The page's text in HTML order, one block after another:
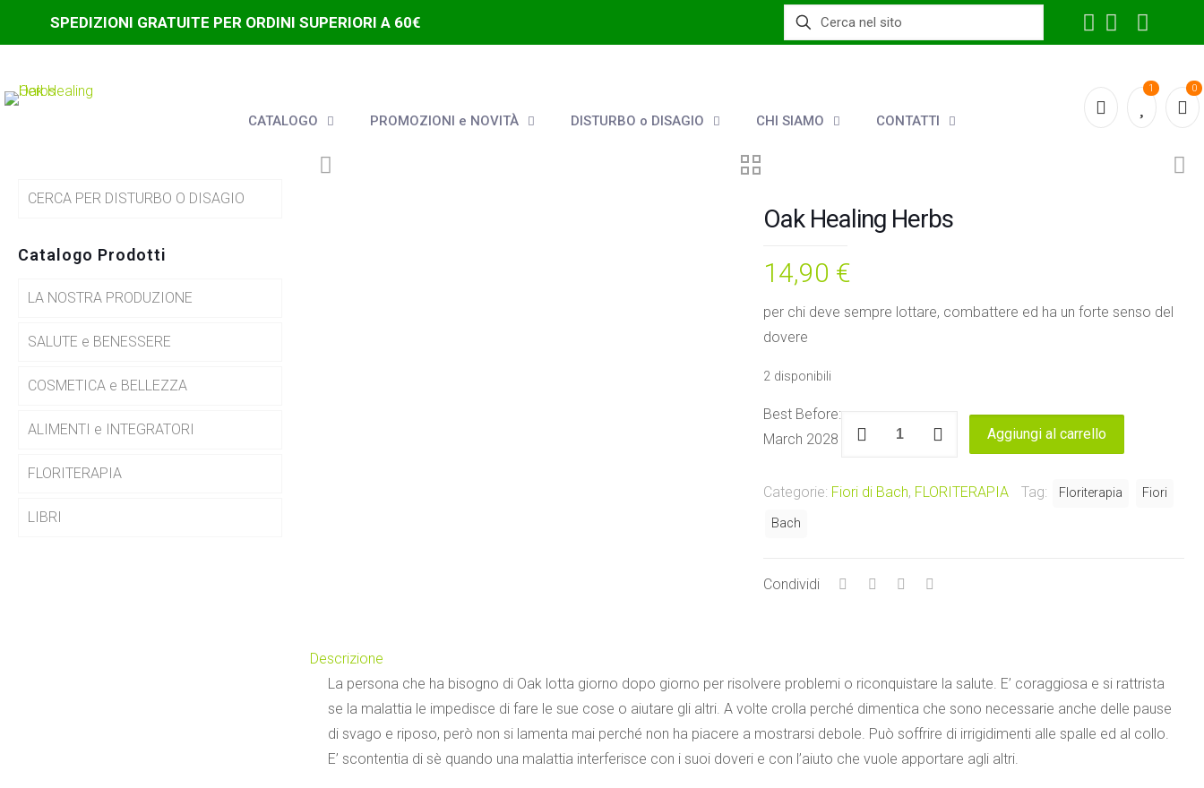
SPEDIZIONI GRATUITE PER ORDINI SUPERIORI A 60€
CATALOGO PROMOZIONI e NOVITÀ DISTURBO o DISAGIO CHI SIAMO CONTATTI
1 0
Oak Healing Herbs
14,90 €
per chi deve sempre lottare, combattere ed ha un forte senso del
dovere
2 disponibili
Best Before:
March 2028
quantità
Aggiungi al carrello
Categorie: Fiori di Bach, FLORITERAPIA Tag: Floriterapia
Fiori
Bach
Condividi
Descrizione
La persona che ha bisogno di Oak lotta giorno dopo giorno per risolvere problemi o riconquistare la salute. E’ coraggiosa e si rattrista
se la malattia le impedisce di fare le sue cose o aiutare gli altri. A volte crolla perché dimentica che sono necessarie anche delle pause
di svago e riposo, però non si lamenta mai perché non ha piacere a mostrarsi debole. Può soffrire di irrigidimenti alle spalle ed al collo.
E’ scontentia di sè quando una malattia interferisce con i suoi doveri e con l’aiuto che vuole apportare agli altri.
CERCA PER DISTURBO O DISAGIO
Catalogo Prodotti
LA NOSTRA PRODUZIONE
SALUTE e BENESSERE
COSMETICA e BELLEZZA
ALIMENTI e INTEGRATORI
FLORITERAPIA
LIBRI